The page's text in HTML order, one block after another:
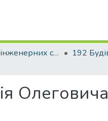
Факультет інженерних систем та екології
Олеговича